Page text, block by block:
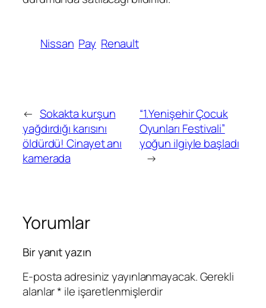
Nissan Pay Renault
← Sokakta kurşun
yağdırdığı karısını
öldürdü! Cinayet anı
kamerada
“1.Yenişehir Çocuk
Oyunları Festivali”
yoğun ilgiyle başladı
→
Yorumlar
Bir yanıt yazın
E-posta adresiniz yayınlanmayacak.Gerekli
alanlar* ile işaretlenmişlerdir